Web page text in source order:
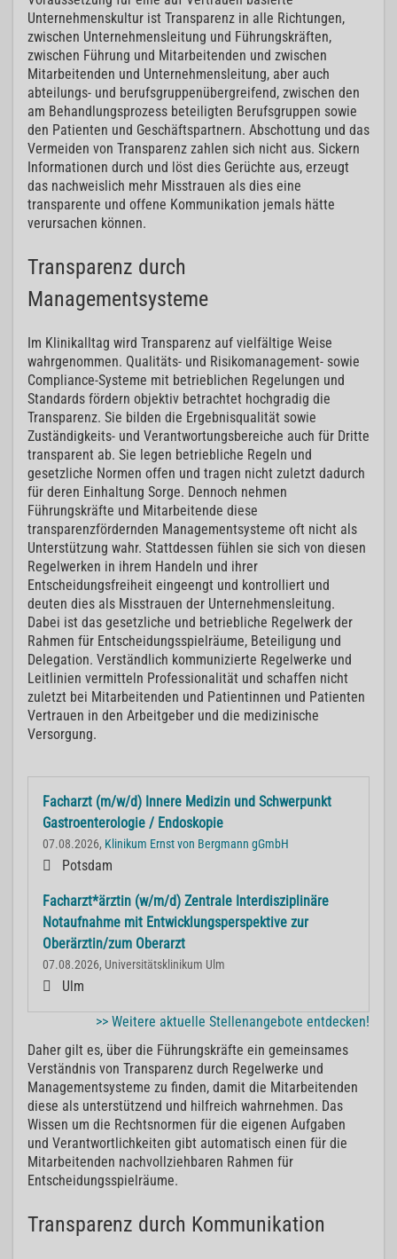
Unternehmenskultur ist Transparenz in alle Richtungen,
zwischen Unternehmensleitung und Führungskräften,
zwischen Führung und Mitarbeitenden und zwischen
Mitarbeitenden und Unternehmensleitung, aber auch
abteilungs- und berufsgruppenübergreifend, zwischen den
am Behandlungsprozess beteiligten Berufsgruppen sowie
den Patienten und Geschäftspartnern. Abschottung und das
Vermeiden von Transparenz zahlen sich nicht aus. Sickern
Informationen durch und löst dies Gerüchte aus, erzeugt
das nachweislich mehr Misstrauen als dies eine
transparente und offene Kommunikation jemals hätte
verursachen können.
Transparenz durch
Managementsysteme
Im Klinikalltag wird Transparenz auf vielfältige Weise
wahrgenommen. Qualitäts- und Risikomanagement- sowie
Compliance-Systeme mit betrieblichen Regelungen und
Standards fördern objektiv betrachtet hochgradig die
Transparenz. Sie bilden die Ergebnisqualität sowie
Zuständigkeits- und Verantwortungsbereiche auch für Dritte
transparent ab. Sie legen betriebliche Regeln und
gesetzliche Normen offen und tragen nicht zuletzt dadurch
für deren Einhaltung Sorge. Dennoch nehmen
Führungskräfte und Mitarbeitende diese
transparenzfördernden Managementsysteme oft nicht als
Unterstützung wahr. Stattdessen fühlen sie sich von diesen
Regelwerken in ihrem Handeln und ihrer
Entscheidungsfreiheit eingeengt und kontrolliert und
deuten dies als Misstrauen der Unternehmensleitung.
Dabei ist das gesetzliche und betriebliche Regelwerk der
Rahmen für Entscheidungsspielräume, Beteiligung und
Delegation. Verständlich kommunizierte Regelwerke und
Leitlinien vermitteln Professionalität und schaffen nicht
zuletzt bei Mitarbeitenden und Patientinnen und Patienten
Vertrauen in den Arbeitgeber und die medizinische
Versorgung.
Facharzt (m/w/d) Innere Medizin und Schwerpunkt
Gastroenterologie / Endoskopie
07.08.2026, Klinikum Ernst von Bergmann gGmbH
Potsdam
Facharzt*ärztin (w/m/d) Zentrale Interdisziplinäre
Notaufnahme mit Entwicklungsperspektive zur
Oberärztin/zum Oberarzt
07.08.2026, Universitätsklinikum Ulm
Ulm
>> Weitere aktuelle Stellenangebote entdecken!
Daher gilt es, über die Führungskräfte ein gemeinsames
Verständnis von Transparenz durch Regelwerke und
Managementsysteme zu finden, damit die Mitarbeitenden
diese als unterstützend und hilfreich wahrnehmen. Das
Wissen um die Rechtsnormen für die eigenen Aufgaben
und Verantwortlichkeiten gibt automatisch einen für die
Mitarbeitenden nachvollziehbaren Rahmen für
Entscheidungsspielräume.
Transparenz durch Kommunikation